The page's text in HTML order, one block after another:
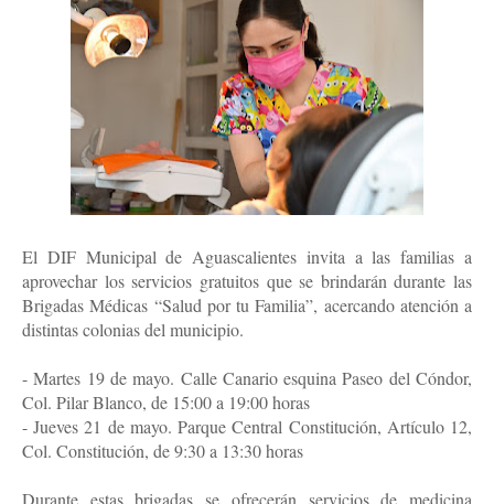
El DIF Municipal de Aguascalientes invita a las familias a
aprovechar los servicios gratuitos que se brindarán durante las
Brigadas Médicas “Salud por tu Familia”, acercando atención a
distintas colonias del municipio.
- Martes 19 de mayo. Calle Canario esquina Paseo del Cóndor,
Col. Pilar Blanco, de 15:00 a 19:00 horas
- Jueves 21 de mayo. Parque Central Constitución, Artículo 12,
Col. Constitución, de 9:30 a 13:30 horas
Durante estas brigadas se ofrecerán servicios de medicina